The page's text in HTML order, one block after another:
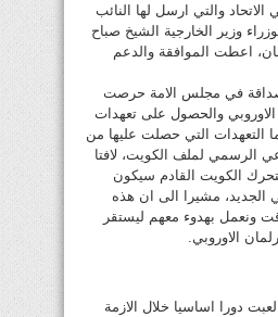
والتي ارسل لها النائب
وزير الخارجية الشيخ صباح
اعطت الموافقة والدعم
في مجلس الامة حرصت
الاوروبي والحصول على تعهدات
التعهدات التي حصلت عليها من
الرسمي لملف الكويت، لافتا
الكويت القادم سيكون
الجديد، مشيرا الى ان هذه
ونعمل بهدوء معهم ليستقر
الاوروبي.
دورا اساسيا خلال الازمة